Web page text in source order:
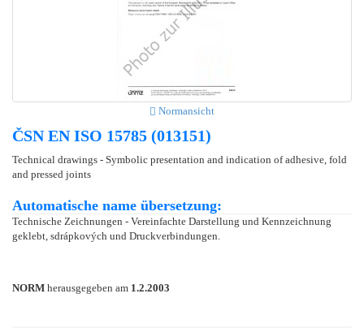
Normansicht
ČSN EN ISO 15785 (013151)
Technical drawings - Symbolic presentation and indication of adhesive, fold
and pressed joints
Automatische name übersetzung:
Technische Zeichnungen - Vereinfachte Darstellung und Kennzeichnung
geklebt, sdrápkových und Druckverbindungen.
NORM herausgegeben am 1.2.2003